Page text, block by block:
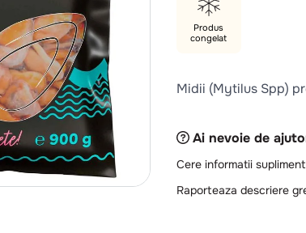
pizza
Produs
congelat
Midii (Mytilus Spp)
Ai nevoie de
Cere informatii
Raporteaza descriere